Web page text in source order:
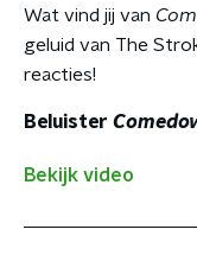
Wat vind jij van
geluid van The
reacties!
Beluister
Bekijk video